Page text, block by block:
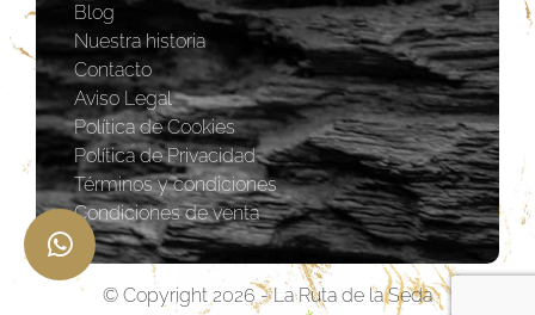
Blog
Nuestra historia
Contacto
Aviso Legal
Política de Cookies
Política de Privacidad
Términos y condiciones
Condiciones de venta
© Copyright 2026 - La Ruta de la Seda